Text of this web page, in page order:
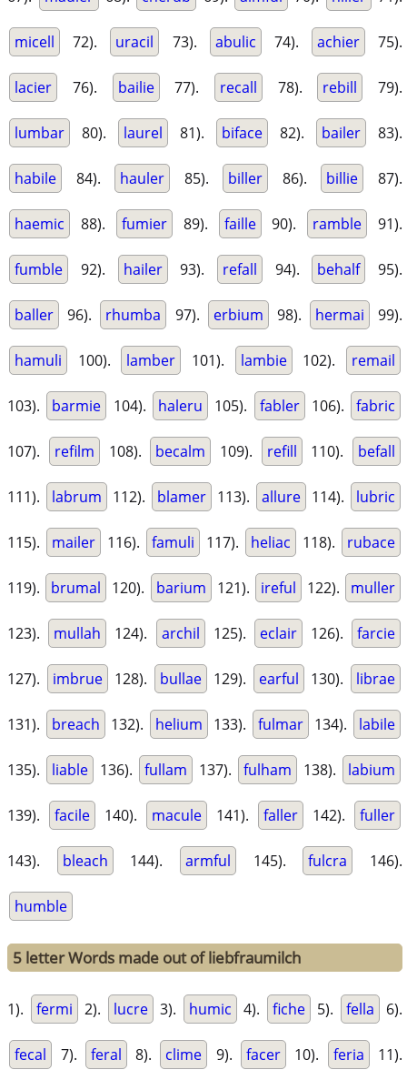
micell 72). uracil 73). abulic 74). achier 75).
lacier 76). bailie 77). recall 78). rebill 79).
lumbar 80). laurel 81). biface 82). bailer 83).
habile 84). hauler 85). biller 86). billie 87).
haemic 88). fumier 89). faille 90). ramble 91).
fumble 92). hailer 93). refall 94). behalf 95).
baller 96). rhumba 97). erbium 98). hermai 99).
hamuli 100). lamber 101). lambie 102). remail
103). barmie 104). haleru 105). fabler 106). fabric
107). refilm 108). becalm 109). refill 110). befall
111). labrum 112). blamer 113). allure 114). lubric
115). mailer 116). famuli 117). heliac 118). rubace
119). brumal 120). barium 121). ireful 122). muller
123). mullah 124). archil 125). eclair 126). farcie
127). imbrue 128). bullae 129). earful 130). librae
131). breach 132). helium 133). fulmar 134). labile
135). liable 136). fullam 137). fulham 138). labium
139). facile 140). macule 141). faller 142). fuller
143). bleach 144). armful 145). fulcra 146).
humble
5 letter Words made out of liebfraumilch
1). fermi 2). lucre 3). humic 4). fiche 5). fella 6).
fecal 7). feral 8). clime 9). facer 10). feria 11).